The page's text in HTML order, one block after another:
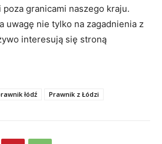
granicami naszego kraju.
uwagę nie tylko na zagadnienia z
interesują się stroną
łódź Prawnik z Łódzi